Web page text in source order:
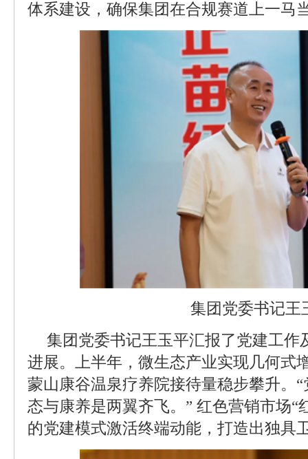
体系建设，确保集团在合规赛道上一马
集团党委书记王
集团党委书记王玉平汇报了党建工作
进展。上半年，微生态产业实现几何式
蒙山康谷温泉疗养院接待量稳步攀升。
态与康养是两翼齐飞。” 红色营销市场“
的党建模式激活终端动能，打造出独具